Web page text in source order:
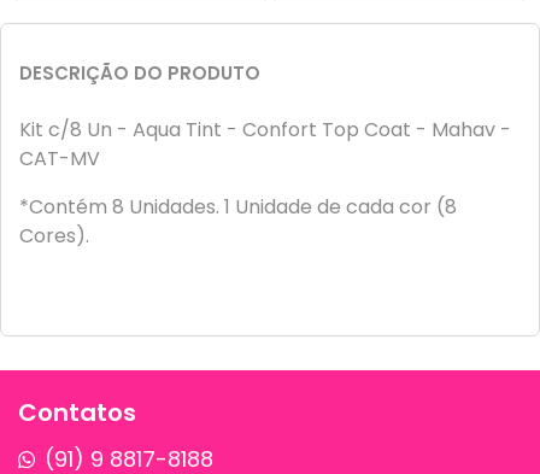
DESCRIÇÃO DO PRODUTO
Kit c/8 Un - Aqua Tint - Confort Top Coat - Mahav -
CAT-MV
*Contém 8 Unidades. 1 Unidade de cada cor (8
Cores).
Contatos
(91) 9 8817-8188